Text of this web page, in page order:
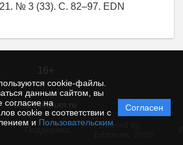
cookie-файлы.
данным сайтом, вы
согласие на
cookie в соответствии с
и Пользовательским
Согласен
№ 3 (33). С. 82–97. EDN
16+
© itt.editorum.ru
Powered by